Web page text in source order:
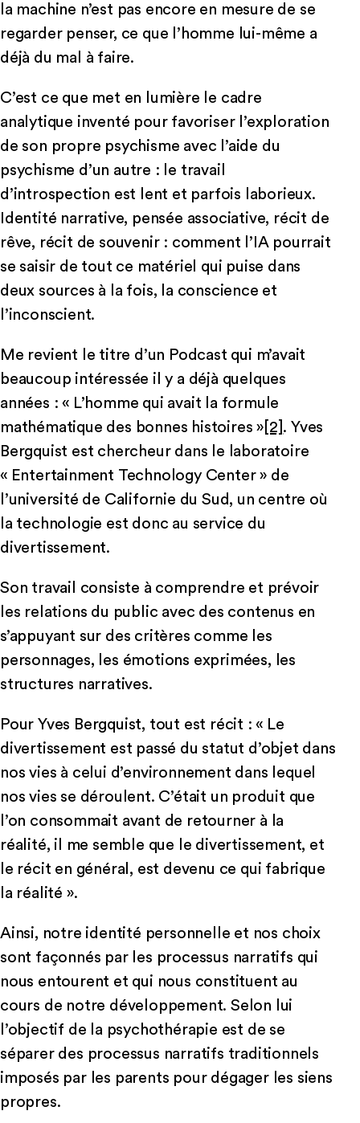
la machine n’est pas encore en mesure de se
regarder penser, ce que l’homme lui-même a
déjà du mal à faire.
C’est ce que met en lumière le cadre
analytique inventé pour favoriser l’exploration
de son propre psychisme avec l’aide du
psychisme d’un autre : le travail
d’introspection est lent et parfois laborieux.
Identité narrative, pensée associative, récit de
rêve, récit de souvenir : comment l’IA pourrait
se saisir de tout ce matériel qui puise dans
deux sources à la fois, la conscience et
l’inconscient.
Me revient le titre d’un Podcast qui m’avait
beaucoup intéressée il y a déjà quelques
années : « L’homme qui avait la formule
mathématique des bonnes histoires » [2] . Yves
Bergquist est chercheur dans le laboratoire
« Entertainment Technology Center » de
l’université de Californie du Sud, un centre où
la technologie est donc au service du
divertissement.
Son travail consiste à comprendre et prévoir
les relations du public avec des contenus en
s’appuyant sur des critères comme les
personnages, les émotions exprimées, les
structures narratives.
Pour Yves Bergquist, tout est récit : « Le
divertissement est passé du statut d’objet dans
nos vies à celui d’environnement dans lequel
nos vies se déroulent. C’était un produit que
l’on consommait avant de retourner à la
réalité, il me semble que le divertissement, et
le récit en général, est devenu ce qui fabrique
la réalité ».
Ainsi, notre identité personnelle et nos choix
sont façonnés par les processus narratifs qui
nous entourent et qui nous constituent au
cours de notre développement. Selon lui
l’objectif de la psychothérapie est de se
séparer des processus narratifs traditionnels
imposés par les parents pour dégager les siens
propres.